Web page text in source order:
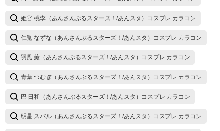
姫宮 桃李（あんさんぶるスターズ！/あんスタ）コスプレ カラコン
仁兎 なずな（あんさんぶるスターズ！/あんスタ）コスプレ カラコン
羽風 薫（あんさんぶるスターズ！/あんスタ）コスプレ カラコン
青葉 つむぎ（あんさんぶるスターズ！/あんスタ）コスプレ カラコン
巴 日和（あんさんぶるスターズ！/あんスタ）コスプレ カラコン
明星 スバル（あんさんぶるスターズ！/あんスタ）コスプレ カラコン